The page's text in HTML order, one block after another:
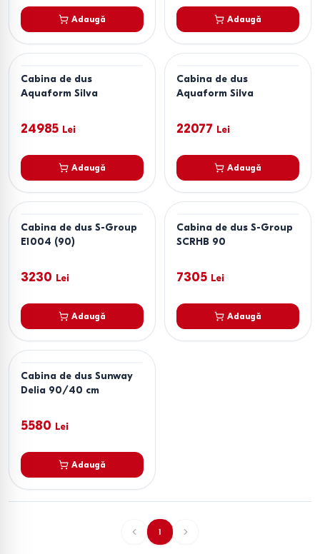
Adaugă Adaugă
Cabina de dus
Aquaform Silva
24985 Lei
Adaugă
Cabina de dus
Aquaform Silva
22077 Lei
Adaugă
Cabina de dus S-Group
E1004 (90)
3230 Lei
Adaugă
Cabina de dus S-Group
SCRHB 90
7305 Lei
Adaugă
Cabina de dus Sunway
Delia 90/40 cm
5580 Lei
Adaugă
1